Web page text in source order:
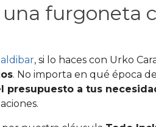
furgoneta
, si lo haces con Urko
. No importa en qué época
presupuesto a tus